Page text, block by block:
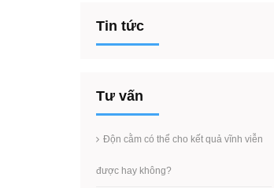
Tin tức
Tư vấn
Độn cằm có thể cho kết quả vĩnh viễn
được hay không?